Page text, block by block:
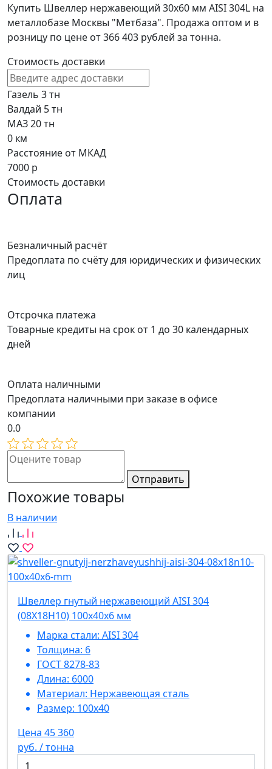
Купить Швеллер нержавеющий 30х60 мм AISI 304L на
металлобазе Москвы "Метбаза". Продажа оптом и в
розницу по цене от 366 403 рублей за тонна.
Стоимость доставки
Газель 3 тн
Валдай 5 тн
МАЗ 20 тн
0 км
Расстояние от МКАД
7000 р
Стоимость доставки
Оплата
Безналичный расчёт
Предоплата по счёту для юридических и физических
лиц
Отсрочка платежа
Товарные кредиты на срок от 1 до 30 календарных
дней
Оплата наличными
Предоплата наличными при заказе в офисе
компании
0.0
Отправить
Похожие товары
В наличии
Швеллер гнутый нержавеющий AISI 304
(08Х18Н10) 100х40х6 мм
Марка стали: AISI 304
Толщина: 6
ГОСТ 8278-83
Длина: 6000
Материал: Нержавеющая сталь
Размер: 100х40
Цена 45 360
руб. / тонна